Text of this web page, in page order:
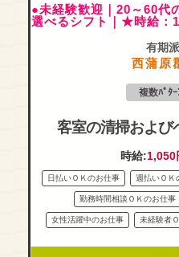
●未経験歓迎｜20～60代
選べるシフト｜★時給
有期
西蒲原
複数ﾊﾟﾀ
客室の清掃および
時給:1,050
日払いＯＫのお仕事 週払いＯＫ
勤務時間相談ＯＫのお仕事
女性活躍中のお仕事 未経験者